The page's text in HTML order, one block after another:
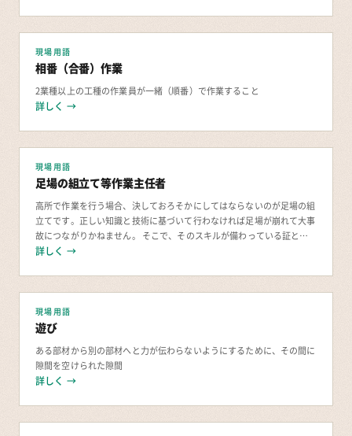
現場用語
相番（合番）作業
2業種以上の工種の作業員が一緒（順番）で作業すること
詳しく →
現場用語
足場の組立て等作業主任者
高所で作業を行う場合、決しておろそかにしてはならないのが足場の組
立てです。正しい知識と技術に基づいて行わなければ足場が崩れて大事
故につながりかねません。 そこで、そのスキルが備わっている証とし
て「足場の組立て等作業主任者」の資格があります。
詳しく →
現場用語
遊び
ある部材から別の部材へと力が伝わらないようにするために、その間に
隙間を空けられた隙間
詳しく →